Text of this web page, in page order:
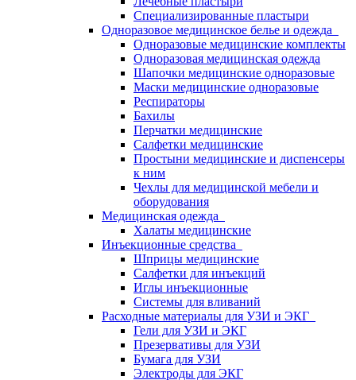
Специализированные пластыри
Одноразовое медицинское белье и одежда
Одноразовые медицинские комплекты
Одноразовая медицинская одежда
Шапочки медицинские одноразовые
Маски медицинские одноразовые
Респираторы
Бахилы
Перчатки медицинские
Салфетки медицинские
Простыни медицинские и диспенсеры
к ним
Чехлы для медицинской мебели и
оборудования
Медицинская одежда
Халаты медицинские
Инъекционные средства
Шприцы медицинские
Салфетки для инъекций
Иглы инъекционные
Системы для вливаний
Расходные материалы для УЗИ и ЭКГ
Гели для УЗИ и ЭКГ
Презервативы для УЗИ
Бумага для УЗИ
Электроды для ЭКГ